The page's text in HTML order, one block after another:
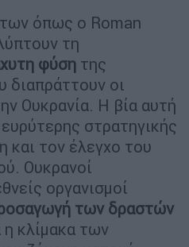
όπως ο Roman
τη
φύση της
διαπράττουν οι
Ουκρανία. Η βία αυτή
στρατηγικής
και τον έλεγχο του
Ουκρανοί
οργανισμοί
των δραστών
η κλίμακα των